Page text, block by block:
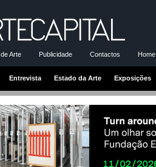
Arte Publicidade Contactos Home
Entrevista Estado da Arte Exposições